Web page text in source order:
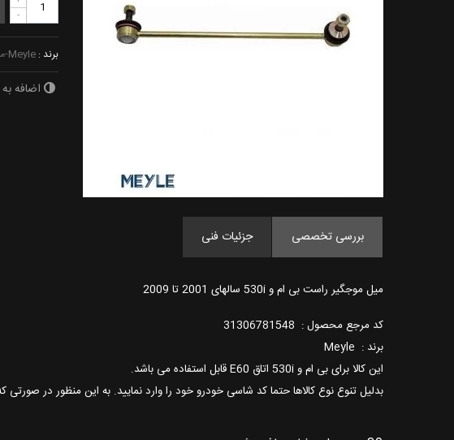
-
برند : Meyle-مایله
اضافه
بررسی تخصصی جزئیات فنی
میل موجگیر راست بی ام و 530i سالهای 2001 تا 2009
کد مرجع محصول : 31306781548
برند : Meyle
این کالا برای بی ام و 530i اتاق E60 قابل استفاده می باشد.
بدلیل تنوع نوع کالاها حتما کد شاسی خودرو خود را وارد نمایید. به این منظور در